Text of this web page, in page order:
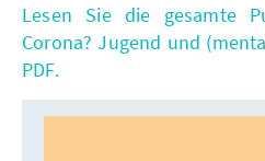
Lesen Sie die gesamte
Corona? Jugend und
PDF.